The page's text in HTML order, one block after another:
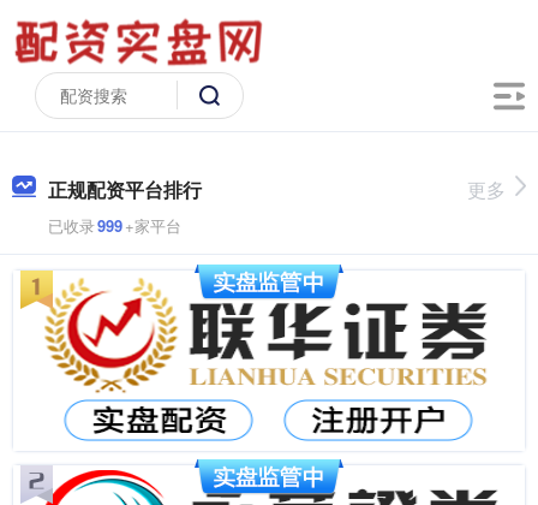
正规配资平台排行
已收录999+家平台
更多